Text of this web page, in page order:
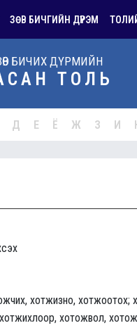
ЗӨВ БИЧГИЙН ДҮРЭМ
БИЧИХ ДҮРМИЙН
ТОЛЬ
Д Е Ё Ж З И
хотжизно,
хотожвол,